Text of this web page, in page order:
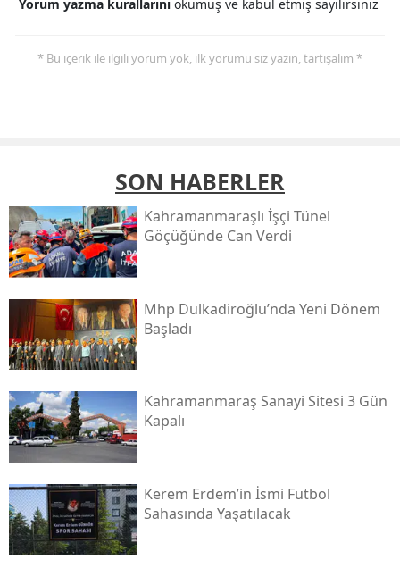
Yorum yazma kurallarını okumuş ve kabul etmiş sayılırsınız
* Bu içerik ile ilgili yorum yok, ilk yorumu siz yazın, tartışalım *
SON HABERLER
Kahramanmaraşlı İşçi Tünel
Göçüğünde Can Verdi
Mhp Dulkadiroğlu’nda Yeni Dönem
Başladı
Kahramanmaraş Sanayi Sitesi 3 Gün
Kapalı
Kerem Erdem’in İsmi Futbol
Sahasında Yaşatılacak